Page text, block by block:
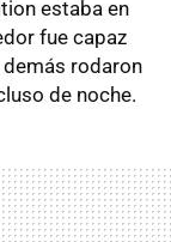
estaba en
fue capaz
rodaron
de noche.